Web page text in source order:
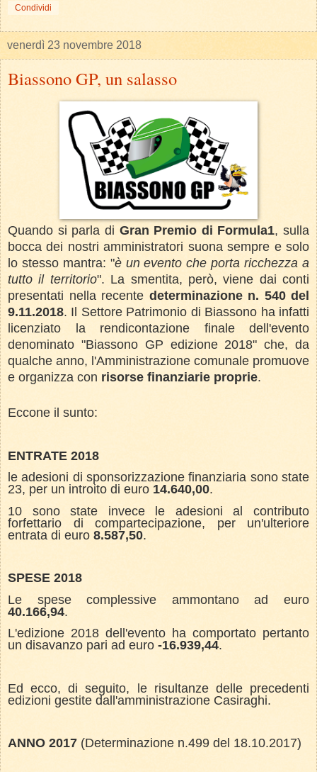
Condividi
venerdì 23 novembre 2018
Biassono GP, un salasso
Quando si parla di Gran Premio di Formula1, sulla
bocca dei nostri amministratori suona sempre e solo
lo stesso mantra: "è un evento che porta ricchezza a
tutto il territorio". La smentita, però, viene dai conti
presentati nella recente determinazione n. 540 del
9.11.2018. Il Settore Patrimonio di Biassono ha infatti
licenziato la rendicontazione finale dell'evento
denominato "Biassono GP edizione 2018" che, da
qualche anno, l'Amministrazione comunale promuove
e organizza con risorse finanziarie proprie.
Eccone il sunto:
ENTRATE 2018
le adesioni di sponsorizzazione finanziaria sono state
23, per un introito di euro 14.640,00.
10 sono state invece le adesioni al contributo
forfettario di compartecipazione, per un'ulteriore
entrata di euro 8.587,50.
SPESE 2018
Le spese complessive ammontano ad euro
40.166,94.
L'edizione 2018 dell'evento ha comportato pertanto
un disavanzo pari ad euro -16.939,44.
Ed ecco, di seguito, le risultanze delle precedenti
edizioni gestite dall'amministrazione Casiraghi.
ANNO 2017 (Determinazione n.499 del 18.10.2017)